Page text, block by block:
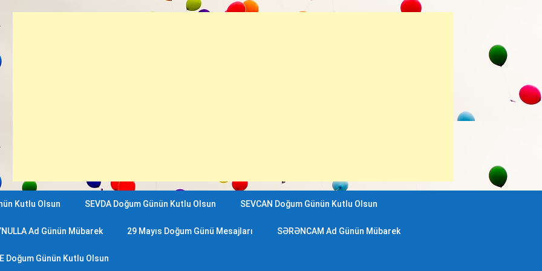
Kutlu Olsun SEVDA Doğum Günün Kutlu Olsun SEVCAN Doğum Günün Kutlu Olsun
Ad Günün Mübarek 29 Mayıs Doğum Günü Mesajları SƏRƏNCAM Ad Günün Mübarek
Doğum Günün Kutlu Olsun